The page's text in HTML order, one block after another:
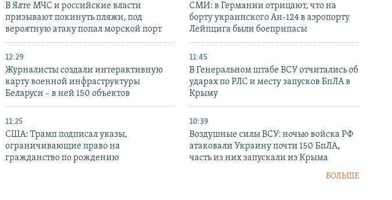
В Ялте МЧС и российские власти
призывают покинуть пляжи, под
вероятную атаку попал морской порт
СМИ: в Германии отрицают, что на
борту украинского Ан-124 в аэропорту
Лейпцига были боеприпасы
12:29
Журналисты создали интерактивную
карту военной инфраструктуры
Беларуси – в ней 150 объектов
11:45
В Генеральном штабе ВСУ отчитались об
ударах по РЛС и месту запусков БпЛА в
Крыму
11:25
США: Трамп подписал указы,
ограничивающие право на
гражданство по рождению
10:39
Воздушные силы ВСУ: ночью войска РФ
атаковали Украину почти 150 БпЛА,
часть из них запускали из Крыма
БОЛЬШЕ